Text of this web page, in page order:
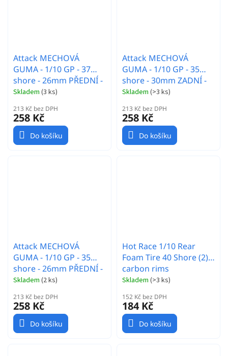
Attack MECHOVÁ
GUMA - 1/10 GP - 37
shore - 26mm PŘEDNÍ -
Carbon disk - 2 ks.
Skladem (3 ks)
213 Kč bez DPH
258 Kč
Do košíku
Attack MECHOVÁ
GUMA - 1/10 GP - 35
shore - 30mm ZADNÍ -
Carbon disk - 2 ks.
Skladem (>3 ks)
213 Kč bez DPH
258 Kč
Do košíku
Attack MECHOVÁ
GUMA - 1/10 GP - 35
shore - 26mm PŘEDNÍ -
Carbon disk - 2 ks.
Skladem (2 ks)
213 Kč bez DPH
258 Kč
Do košíku
Hot Race 1/10 Rear
Foam Tire 40 Shore (2) -
carbon rims
Skladem (>3 ks)
152 Kč bez DPH
184 Kč
Do košíku